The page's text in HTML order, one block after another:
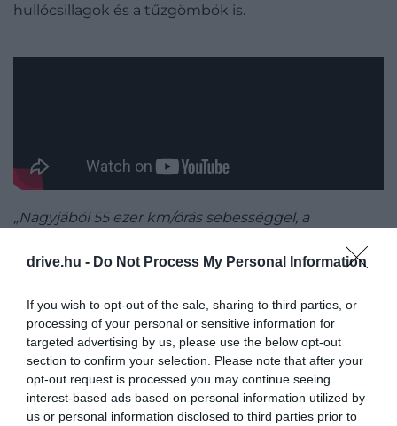
drive.hu - Do Not Process My Personal Information
If you wish to opt-out of the sale, sharing to third parties, or
processing of your personal or sensitive information for
targeted advertising by us, please use the below opt-out
section to confirm your selection. Please note that after your
opt-out request is processed you may continue seeing
interest-based ads based on personal information utilized by
us or personal information disclosed to third parties prior to
hullócsillagok és a tűzgömbök is.
„Nagyjából 55 ezer km/órás sebességgel, a
ereszkedett le az égből egy meteor, mely a New
körülbelül 46 kilométerrel Manhattan felett
szétesett”– olvasható a NASA posztjában.